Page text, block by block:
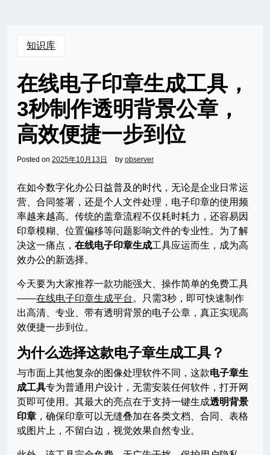
知识库
在线电子印章生成工具，
3秒制作透明背景公章，
高效便捷一步到位
Posted on 2025年10月13日 by observer
在如今数字化办公日益普及的时代，无论是企业日常运
营、合同签署，还是个人文件处理，电子印章的使用频
率越来越高。传统的盖章流程不仅耗时耗力，还容易因
印章模糊、位置偏移等问题影响文件的专业性。为了解
决这一痛点， 在线电子印章生成工具应运而生，成为高
效办公的新选择。
今天要为大家推荐一款功能强大、操作简单的免费工具
——在线电子印章生成平台 。只需3秒，即可快速制作
出高清、专业、带有透明背景的电子公章，真正实现高
效便捷一步到位。
为什么选择这款电子章生成工具？
与市面上其他复杂的图像处理软件不同，这款电子章生
成工具专为普通用户设计，无需安装任何软件，打开网
页即可使用。其最大的亮点在于支持一键生成透明背景
印章 ，确保印章可以无缝叠加在各类文档、合同、表格
或图片上，不留白边，视觉效果自然专业。